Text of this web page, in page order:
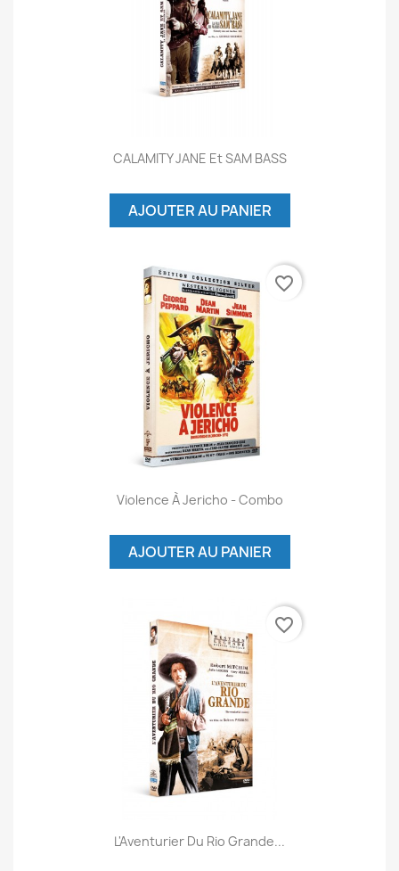
CALAMITY JANE Et SAM BASS
AJOUTER AU PANIER
Violence À Jericho - Combo
AJOUTER AU PANIER
favorite_border
L'Aventurier Du Rio Grande...
favorite_border